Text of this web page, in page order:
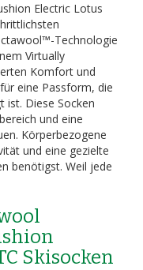
Electric Lotus
Technologie
Virtually
Komfort und
eine Passform, die
ist. Diese Socken
und eine
Körperbezogene
und eine gezielte
benötigst. Weil jede
Skisocken